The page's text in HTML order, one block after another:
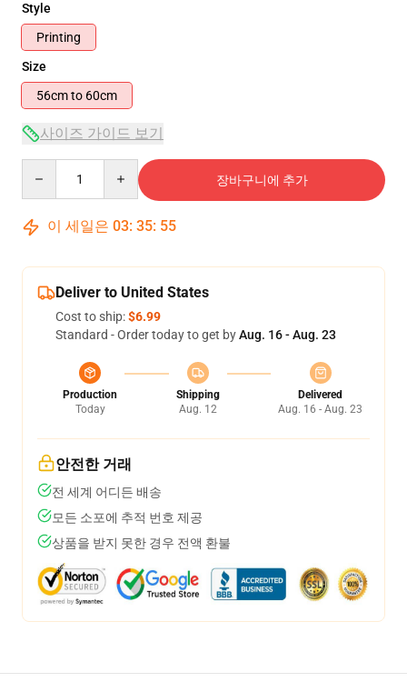
Style
Printing
Size
56cm to 60cm
사이즈 가이드 보기
장바구니에 추가
이 세일은 03: 35: 55
Deliver to United States
Cost to ship:$6.99
Standard - Order today to get byAug. 16 - Aug. 23
Production
Today
Shipping
Aug. 12
Delivered
Aug. 16 - Aug. 23
안전한 거래
전 세계 어디든 배송
모든 소포에 추적 번호 제공
상품을 받지 못한 경우 전액 환불